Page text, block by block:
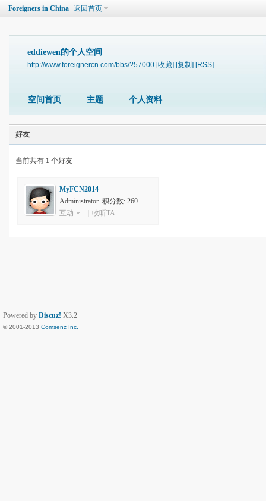
Foreigners in China 返回首页
eddiewen的个人空间
http://www.foreignercn.com/bbs/?57000 [收藏] [复制] [RSS]
空间首页 主题 个人资料
好友
当前共有 1 个好友
MyFCN2014
Administrator 积分数: 260
互动
收听TA
Powered by Discuz! X3.2
© 2001-2013 Comsenz Inc.